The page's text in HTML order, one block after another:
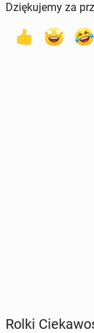
Dziękujemy za
Rolki